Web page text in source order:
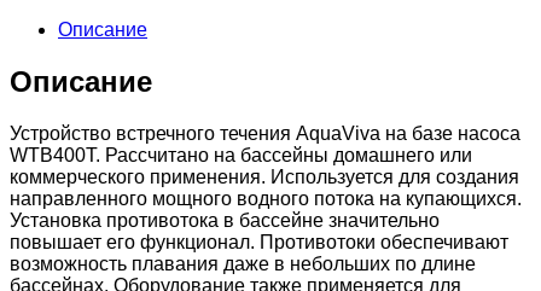
Описание
Описание
Устройство встречного течения AquaViva на базе насоса
WTB400T. Рассчитано на бассейны домашнего или
коммерческого применения. Используется для создания
направленного мощного водного потока на купающихся.
Установка противотока в бассейне значительно
повышает его функционал. Противотоки обеспечивают
возможность плавания даже в небольших по длине
бассейнах. Оборудование также применяется для